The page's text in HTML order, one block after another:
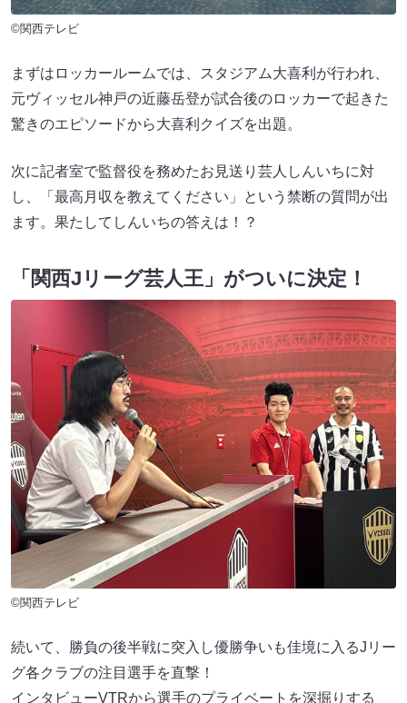
©関西テレビ
まずはロッカールームでは、スタジアム大喜利が行われ、
元ヴィッセル神戸の近藤岳登が試合後のロッカーで起きた
驚きのエピソードから大喜利クイズを出題。
次に記者室で監督役を務めたお見送り芸人しんいちに対
し、「最高月収を教えてください」という禁断の質問が出
ます。果たしてしんいちの答えは！？
「関西Jリーグ芸人王」がついに決定！
©関西テレビ
続いて、勝負の後半戦に突入し優勝争いも佳境に入るJリー
グ各クラブの注目選手を直撃！
インタビューVTRから選手のプライベートを深掘りする